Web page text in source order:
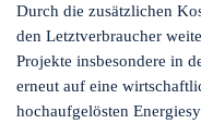
Durch die zusätzlichen
den Letztverbraucher
Projekte insbesondere in
erneut auf eine
hochaufgelösten